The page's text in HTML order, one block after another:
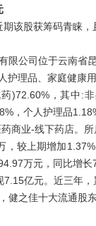
该股获筹码青睐
限公司位于云南
护理品、家庭健康
)72.60%，其中:
，个人护理品
商业-线下药店。
，较上期增加
万元，同比增长
亿元。近三年
健之佳十大流通股